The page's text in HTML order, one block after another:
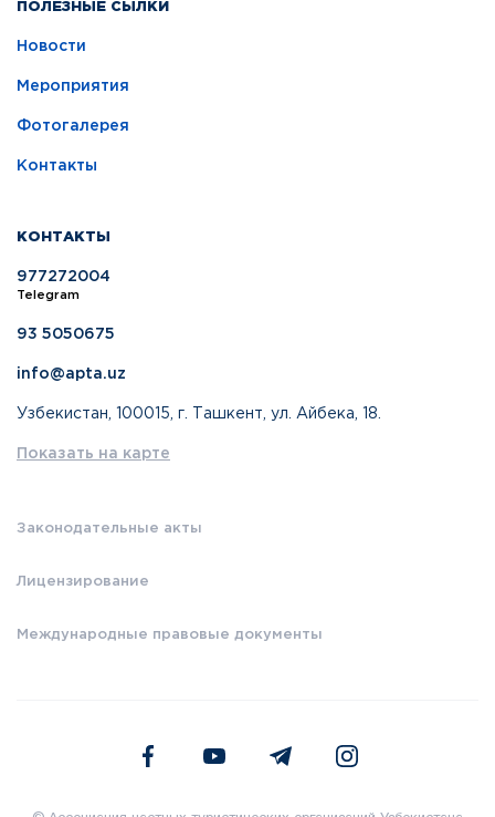
ПОЛЕЗНЫЕ СЫЛКИ
Новости
Мероприятия
Фотогалерея
Контакты
КОНТАКТЫ
977272004
Telegram
93 5050675
info@apta.uz
Узбекистан, 100015, г. Ташкент, ул. Айбека, 18.
Показать на карте
Законодательные акты
Лицензирование
Международные правовые документы